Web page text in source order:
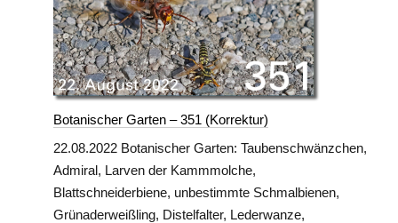
Botanischer Garten – 351 (Korrektur)
22.08.2022 Botanischer Garten: Taubenschwänzchen,
Admiral, Larven der Kammmolche,
Blattschneiderbiene, unbestimmte Schmalbienen,
Grünaderweißling, Distelfalter, Lederwanze,